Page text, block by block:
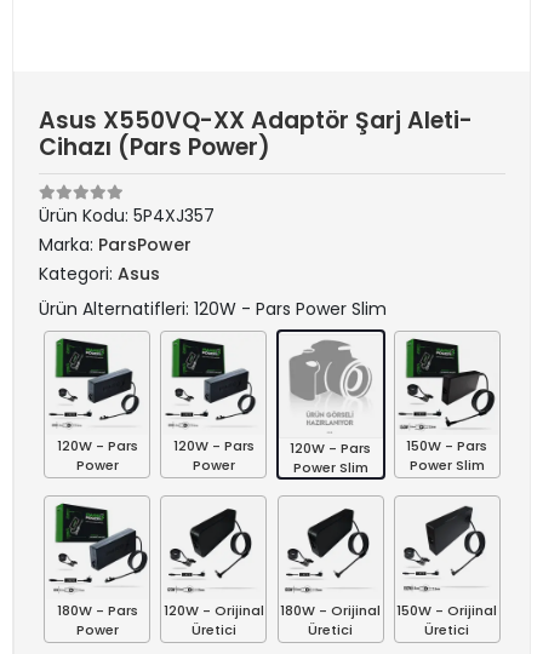
Asus X550VQ-XX Adaptör Şarj Aleti-
Cihazı (Pars Power)
Ürün Kodu: 5P4XJ357
Marka: ParsPower
Kategori: Asus
Ürün Alternatifleri: 120W - Pars Power Slim
120W - Pars
Power
120W - Pars
Power
120W - Pars
Power Slim
150W - Pars
Power Slim
180W - Pars
Power
120W - Orijinal
Üretici
180W - Orijinal
Üretici
150W - Orijinal
Üretici